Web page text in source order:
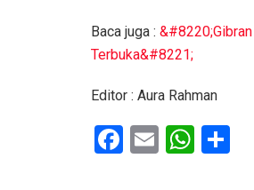
Baca juga :
Terbuka&#8221;
Editor : Aura Rahman
F
E
W